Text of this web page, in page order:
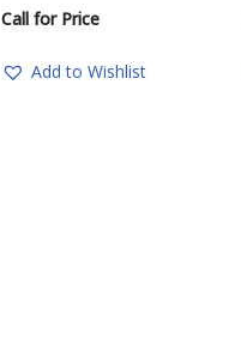
Call for Price
Add to Wishlist